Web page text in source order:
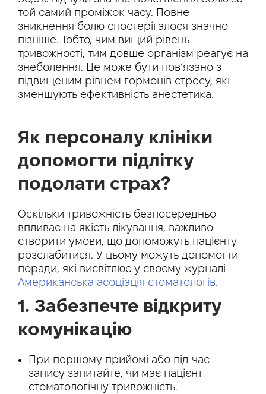
той самий проміжок часу. Повне
зникнення болю спостерігалося значно
пізніше. Тобто, чим вищий рівень
тривожності, тим довше організм реагує на
знеболення. Це може бути пов’язано з
підвищеним рівнем гормонів стресу, які
зменшують ефективність анестетика.
Як персоналу клініки
допомогти підлітку
подолати страх?
Оскільки тривожність безпосередньо
впливає на якість лікування, важливо
створити умови, що допоможуть пацієнту
розслабитися. У цьому можуть допомогти
поради, які висвітлює у своєму журналі
Американська асоціація стоматологів.
1. Забезпечте відкриту
комунікацію
При першому прийомі або під час
запису запитайте, чи має пацієнт
стоматологічну тривожність.